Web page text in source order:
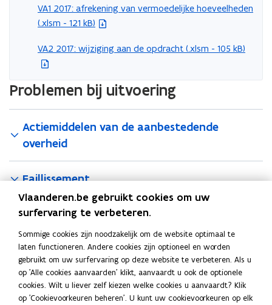
VA1 2017: afrekening van vermoedelijke hoeveelheden
(.xlsm - 121 kB)
(
b
s
n
d
o
p
t
i
n
n
i
e
u
w
v
VA2 2017: wijziging aan de opdracht (.xlsm - 105 kB)
(
b
s
t
a
p
e
n
i
n
n
i
e
Problemen bij uitvoering
Actiemiddelen van de aanbestedende
overheid
Faillissement
Klachten en verzoeken door aannemers
Factoring of Cessie
Ook interessant
Vlaanderen.be gebruikt cookies om uw
surfervaring te verbeteren.
Sommige cookies zijn noodzakelijk om de website optimaal te
laten functioneren. Andere cookies zijn optioneel en worden
gebruikt om uw surfervaring op deze website te verbeteren. Als u
op 'Alle cookies aanvaarden' klikt, aanvaardt u ook de optionele
cookies. Wilt u liever zelf kiezen welke cookies u aanvaardt? Klik
op 'Cookievoorkeuren beheren'. U kunt uw cookievoorkeuren op elk